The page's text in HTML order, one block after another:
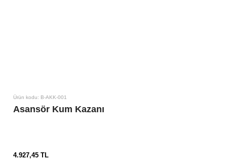
Ürün kodu: B-AKK-001
Asansör Kum Kazanı
4.927,45 TL